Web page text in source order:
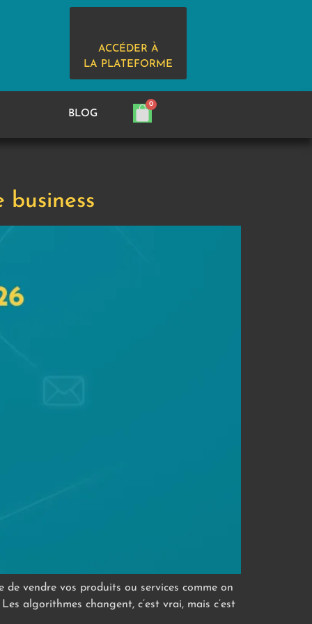
ACCÉDER À
LA PLATEFORME
BLOG
vendre vos produits ou services comme on
algorithmes changent, c’est vrai, mais c’est